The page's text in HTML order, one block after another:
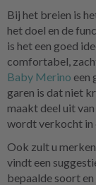
Bij het breien is
het doel en de
is het een goed
comfortabel,
Baby Merino een
garen is dat niet
maakt deel uit
wordt verkocht in
Ook zult u
vindt een
bepaalde soort